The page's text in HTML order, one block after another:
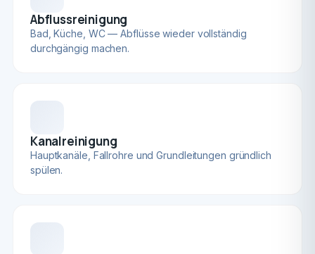
Abflussreinigung
Bad, Küche, WC — Abflüsse wieder vollständig
durchgängig machen.
Kanalreinigung
Hauptkanäle, Fallrohre und Grundleitungen gründlich
spülen.